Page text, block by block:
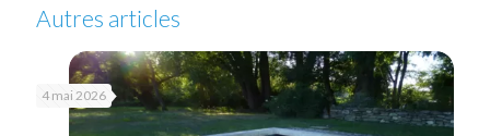
Autres articles
4 mai 2026